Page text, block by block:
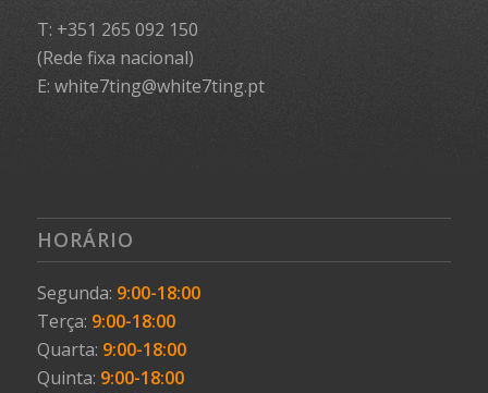
T: +351 265 092 150
(Rede fixa nacional)
E: white7ting@white7ting.pt
HORÁRIO
Segunda: 9:00-18:00
Terça: 9:00-18:00
Quarta: 9:00-18:00
Quinta: 9:00-18:00